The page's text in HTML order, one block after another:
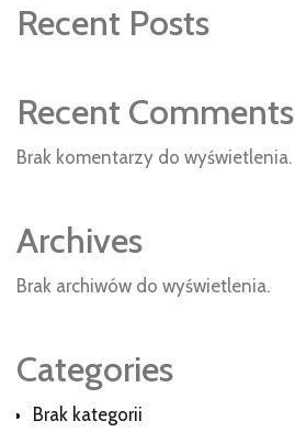
Recent Posts
Recent Comments
Brak komentarzy do wyświetlenia.
Archives
Brak archiwów do wyświetlenia.
Categories
Brak kategorii